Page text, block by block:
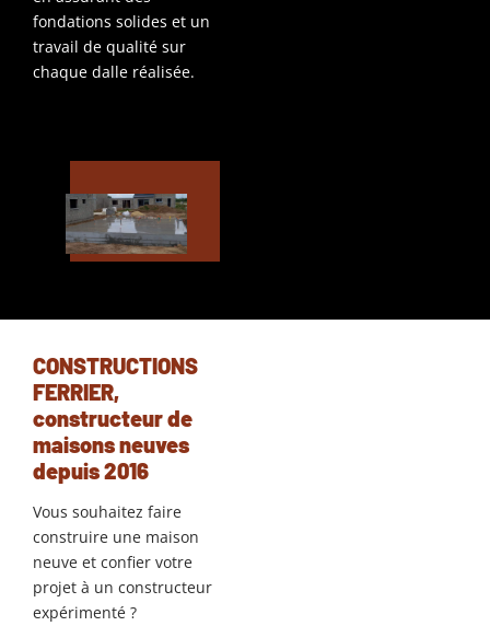
fondations solides et un
travail de qualité sur
chaque dalle réalisée.
CONSTRUCTIONS
FERRIER,
constructeur de
maisons neuves
depuis 2016
Vous souhaitez faire
construire une maison
neuve et confier votre
projet à un constructeur
expérimenté ?